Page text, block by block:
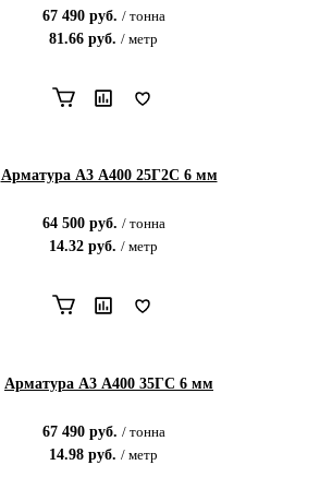
67 490руб. / тонна
81.66 руб. / метр
Арматура А3 А400 25Г2С 6 мм
64 500руб. / тонна
14.32 руб. / метр
Арматура А3 А400 35ГС 6 мм
67 490руб. / тонна
14.98 руб. / метр